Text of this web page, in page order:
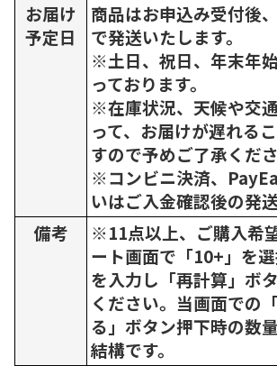
お届け
予定日
商品はお申込み受付後
で発送いたします。
※土日、祝日、年末年
っております。
※在庫状況、天候や交
って、お届けが遅れる
すので予めご了承くださ
※コンビニ決済、
いはご入金確認後の発
備考
※11点以上、ご購入希
ート画面で「10+」を
を入力し「再計算」ボ
ください。当画面での
る」ボタン押下時の数
結構です。